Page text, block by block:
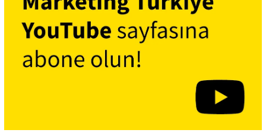
Dergiler
Etkinlikler